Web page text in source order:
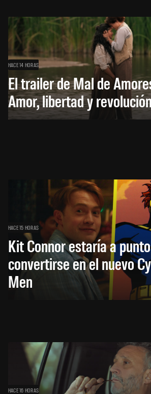
HACE 14 HORAS
El trailer de Mal de
Amor, libertad y
HACE 15 HORAS
Kit Connor estaría a
convertirse en el nuevo
Men
HACE 16 HORAS